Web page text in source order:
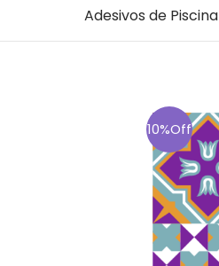
Adesivos de Piscina
10%Off